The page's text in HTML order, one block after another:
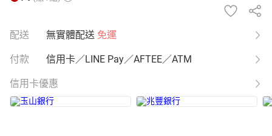
配送 無實體配送 免運
付款 信用卡／LINE Pay／AFTEE／ATM
信用卡優惠